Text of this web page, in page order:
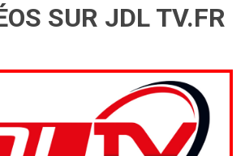
SUR JDL TV.FR